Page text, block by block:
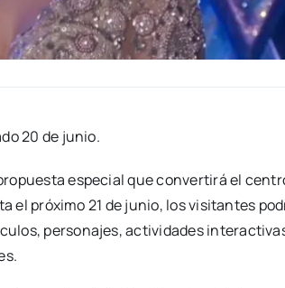
20 de junio.
espe­cial que con­ver­ti­rá el
el pró­xi­mo 21 de junio, los visi­tan­tes
per­so­na­jes, acti­vi­da­des